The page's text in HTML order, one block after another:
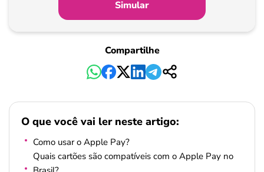
Simular
Compartilhe
O que você vai ler neste artigo:
Como usar o Apple Pay?
Quais cartões são compatíveis com o Apple Pay no